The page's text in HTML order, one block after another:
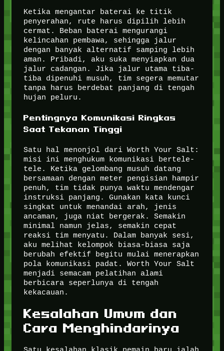
Ketika mengantar baterai ke titik
penyerahan, rute harus dipilih lebih
cermat. Beban baterai mengurangi
kelincahan pembawa, sehingga jalur
dengan banyak alternatif samping lebih
aman. Pribadi, aku suka menyiapkan dua
jalur cadangan. Jika jalur utama tiba-
tiba dipenuhi musuh, tim segera memutar
tanpa harus berdebat panjang di tengah
hujan peluru.
Pentingnya Komunikasi Ringkas
Saat Tekanan Tinggi
Satu hal menonjol dari Worth Your Salt:
misi ini menghukum komunikasi bertele-
tele. Ketika gelombang musuh datang
bersamaan dengan meter pengisian hampir
penuh, tim tidak punya waktu mendengar
instruksi panjang. Gunakan kata kunci
singkat untuk menandai arah, jenis
ancaman, juga niat bergerak. Semakin
minimal namun jelas, semakin cepat
reaksi tim menyatu. Dalam banyak sesi,
aku melihat kelompok biasa-biasa saja
berubah efektif begitu mulai menerapkan
pola komunikasi padat. Worth Your Salt
menjadi semacam pelatihan alami
berbicara seperlunya di tengah
kekacauan.
Kesalahan Umum dan
Cara Menghindarinya